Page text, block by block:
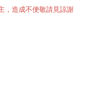
，造成不便敬請見諒謝